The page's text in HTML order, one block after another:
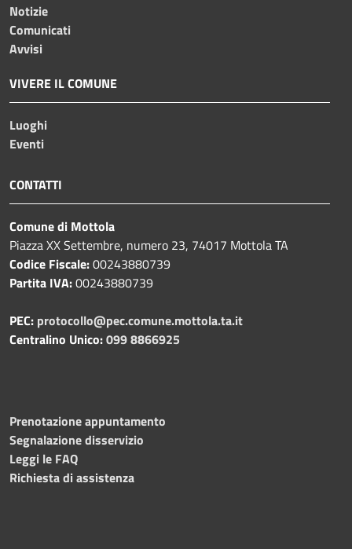
Notizie
Comunicati
Avvisi
VIVERE IL COMUNE
Luoghi
Eventi
CONTATTI
Comune di Mottola
Piazza XX Settembre, numero 23, 74017 Mottola TA
Codice Fiscale:00243880739
Partita IVA:00243880739
PEC: protocollo@pec.comune.mottola.ta.it
Centralino Unico:099 8866925
Prenotazione appuntamento
Segnalazione disservizio
Leggi le FAQ
Richiesta di assistenza